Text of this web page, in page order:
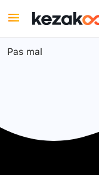
Pas mal